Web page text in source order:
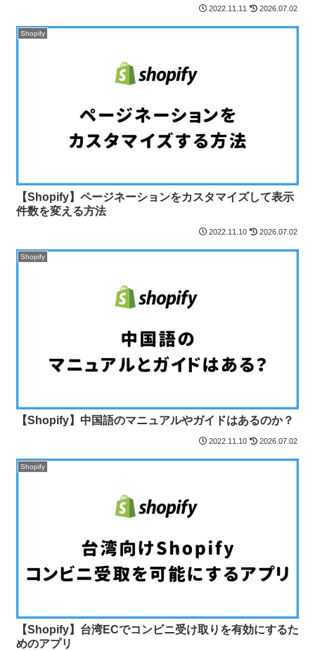
2022.11.11 2026.07.02
Shopify
【Shopify】ページネーションをカスタマイズして表示
件数を変える方法
2022.11.10 2026.07.02
Shopify
【Shopify】中国語のマニュアルやガイドはあるのか？
2022.11.10 2026.07.02
Shopify
【Shopify】台湾ECでコンビニ受け取りを有効にするた
めのアプリ